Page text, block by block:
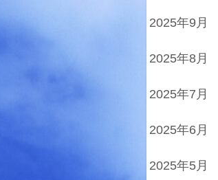
2025年9月
2025年8月
2025年7月
2025年6月
2025年5月